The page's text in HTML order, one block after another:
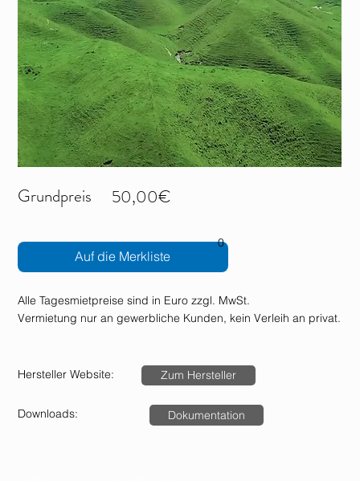
Grundpreis 50,00€
Auf die Merkliste
0
Alle Tagesmietpreise sind in Euro zzgl. MwSt.
Vermietung nur an gewerbliche Kunden, kein Verleih an privat.
Hersteller Website: Zum Hersteller
Downloads: Dokumentation